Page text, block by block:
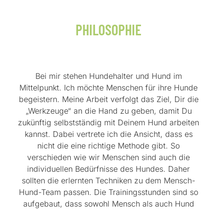
PHILOSOPHIE
Bei mir stehen Hundehalter und Hund im
Mittelpunkt. Ich möchte Menschen für ihre Hunde
begeistern. Meine Arbeit verfolgt das Ziel, Dir die
„Werkzeuge“ an die Hand zu geben, damit Du
zukünftig selbstständig mit Deinem Hund arbeiten
kannst. Dabei vertrete ich die Ansicht, dass es
nicht die eine richtige Methode gibt. So
verschieden wie wir Menschen sind auch die
individuellen Bedürfnisse des Hundes. Daher
sollten die erlernten Techniken zu dem Mensch-
Hund-Team passen. Die Trainingsstunden sind so
aufgebaut, dass sowohl Mensch als auch Hund